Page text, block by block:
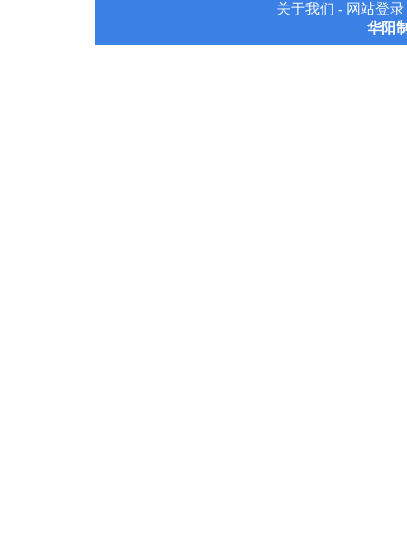
关于我们 - 网站登录
华阳